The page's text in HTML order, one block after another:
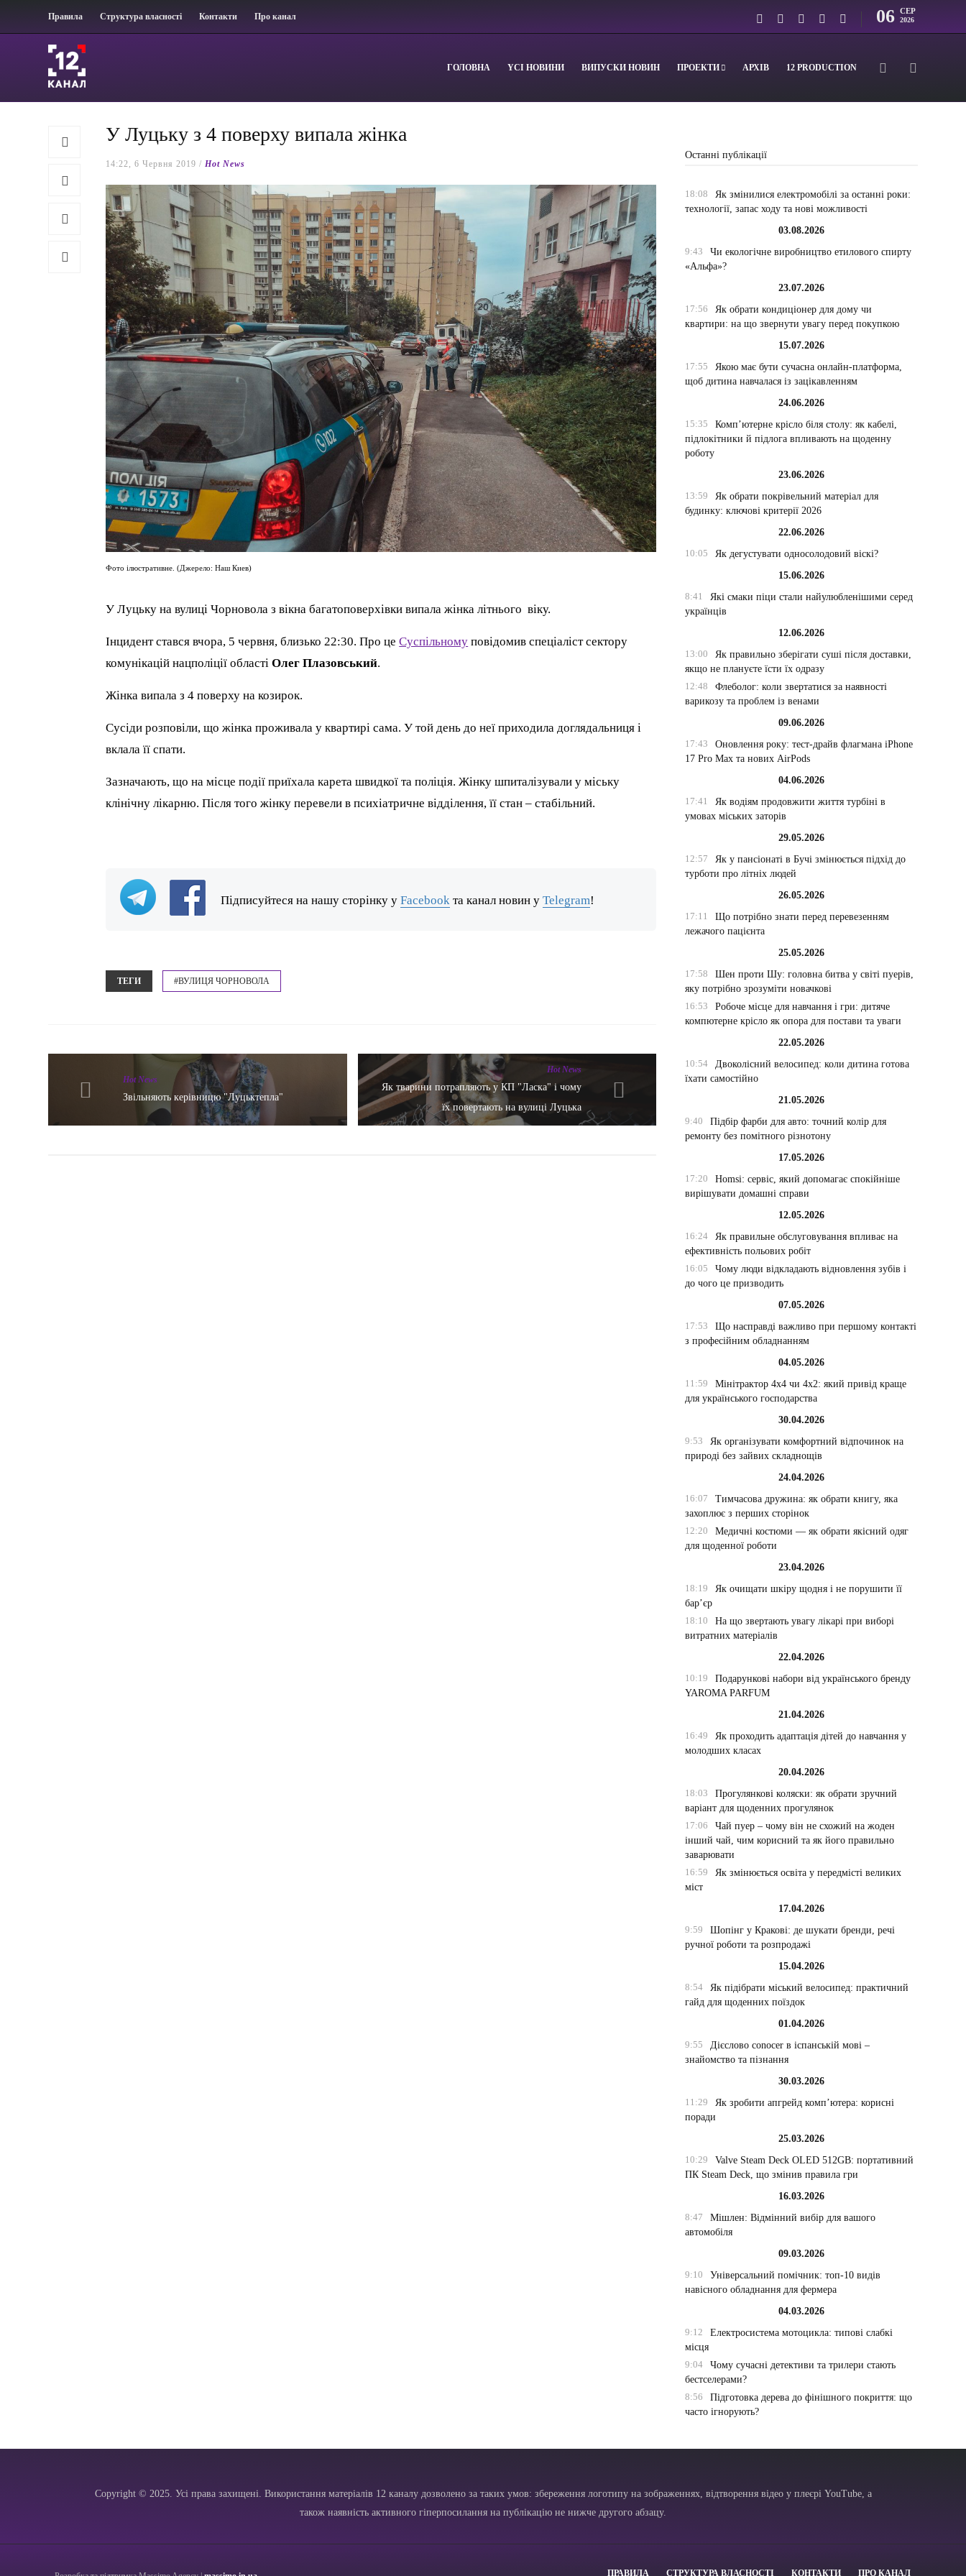
Правила Структура власності Контакти Про канал 06 СЕР
2026
ГОЛОВНА YСІ НОВИНИ ВИПУСКИ НОВИН ПРОЕКТИ АРХІВ 12 PRODUCTION
У Луцьку з 4 поверху випала жінка
14:22, 6 Червня 2019 /Hot News
Фото ілюстративне. (Джерело: Наш Киев)
У Луцьку на вулиці Чорновола з вікна багатоповерхівки випала жінка літнього віку.
Інцидент стався вчора, 5 червня, близько 22:30. Про цеСуспільному повідомив спеціаліст сектору
комунікацій нацполіції областіОлег Плазовський.
Жінка випала з 4 поверху на козирок.
Сусіди розповіли, що жінка проживала у квартирі сама. У той день до неї приходила доглядальниця і
вклала її спати.
Зазначають, що на місце події приїхала карета швидкої та поліція. Жінку шпиталізували у міську
клінічну лікарню. Після того жінку перевели в психіатричне відділення, її стан – стабільний.
Підписуйтеся на нашу сторінку уFacebook та канал новин уTelegram!
ТЕГИ #ВУЛИЦЯ ЧОРНОВОЛА
Hot News
Звільняють керівницю "Луцьктепла"
Hot News
Як тварини потрапляють у КП "Ласка" і чому
їх повертають на вулиці Луцька
Останні публікації
18:08
Як змінилися електромобілі за останні роки:
технології, запас ходу та нові можливості
03.08.2026
9:43
Чи екологічне виробництво етилового спирту
«Альфа»?
23.07.2026
17:56
Як обрати кондиціонер для дому чи
квартири: на що звернути увагу перед покупкою
15.07.2026
17:55
Якою має бути сучасна онлайн-платформа,
щоб дитина навчалася із зацікавленням
24.06.2026
15:35
Комп’ютерне крісло біля столу: як кабелі,
підлокітники й підлога впливають на щоденну
роботу
23.06.2026
13:59
Як обрати покрівельний матеріал для
будинку: ключові критерії 2026
22.06.2026
10:05
Як дегустувати односолодовий віскі?
15.06.2026
8:41
Які смаки піци стали найулюбленішими серед
українців
12.06.2026
13:00
Як правильно зберігати суші після доставки,
якщо не плануєте їсти їх одразу
12:48
Флеболог: коли звертатися за наявності
варикозу та проблем із венами
09.06.2026
17:43
Оновлення року: тест-драйв флагмана iPhone
17 Pro Max та нових AirPods
04.06.2026
17:41
Як водіям продовжити життя турбіні в
умовах міських заторів
29.05.2026
12:57
Як у пансіонаті в Бучі змінюється підхід до
турботи про літніх людей
26.05.2026
17:11
Що потрібно знати перед перевезенням
лежачого пацієнта
25.05.2026
17:58
Шен проти Шу: головна битва у світі пуерів,
яку потрібно зрозуміти новачкові
16:53
Робоче місце для навчання і гри: дитяче
компютерне крісло як опора для постави та уваги
22.05.2026
10:54
Двоколісний велосипед: коли дитина готова
їхати самостійно
21.05.2026
9:40
Підбір фарби для авто: точний колір для
ремонту без помітного різнотону
17.05.2026
17:20
Homsi: сервіс, який допомагає спокійніше
вирішувати домашні справи
12.05.2026
16:24
Як правильне обслуговування впливає на
ефективність польових робіт
16:05
Чому люди відкладають відновлення зубів і
до чого це призводить
07.05.2026
17:53
Що насправді важливо при першому контакті
з професійним обладнанням
04.05.2026
11:59
Мінітрактор 4х4 чи 4х2: який привід краще
для українського господарства
30.04.2026
9:53
Як організувати комфортний відпочинок на
природі без зайвих складнощів
24.04.2026
16:07
Тимчасова дружина: як обрати книгу, яка
захоплює з перших сторінок
12:20
Медичні костюми — як обрати якісний одяг
для щоденної роботи
23.04.2026
18:19
Як очищати шкіру щодня і не порушити її
бар’єр
18:10
На що звертають увагу лікарі при виборі
витратних матеріалів
22.04.2026
10:19
Подарункові набори від українського бренду
YAROMA PARFUM
21.04.2026
16:49
Як проходить адаптація дітей до навчання у
молодших класах
20.04.2026
18:03
Прогулянкові коляски: як обрати зручний
варіант для щоденних прогулянок
17:06
Чай пуер – чому він не схожий на жоден
інший чай, чим корисний та як його правильно
заварювати
16:59
Як змінюється освіта у передмісті великих
міст
17.04.2026
9:59
Шопінг у Кракові: де шукати бренди, речі
ручної роботи та розпродажі
15.04.2026
8:54
Як підібрати міський велосипед: практичний
гайд для щоденних поїздок
01.04.2026
9:55
Дієслово conocer в іспанській мові –
знайомство та пізнання
30.03.2026
11:29
Як зробити апгрейд комп’ютера: корисні
поради
25.03.2026
10:29
Valve Steam Deck OLED 512GB: портативний
ПК Steam Deck, що змінив правила гри
16.03.2026
8:47
Мішлен: Відмінний вибір для вашого
автомобіля
09.03.2026
9:10
Універсальний помічник: топ-10 видів
навісного обладнання для фермера
04.03.2026
9:12
Електросистема мотоцикла: типові слабкі
місця
9:04
Чому сучасні детективи та трилери стають
бестселерами?
8:56
Підготовка дерева до фінішного покриття: що
часто ігнорують?
Copyright © 2025. Усі права захищені. Використання матеріалів 12 каналу дозволено за таких умов: збереження логотипу на зображеннях, відтворення відео у плеєрі YouTube, а
також наявність активного гіперпосилання на публікацію не нижче другого абзацу.
ПРАВИЛА СТРУКТУРА ВЛАСНОСТІ КОНТАКТИ ПРО КАНАЛ